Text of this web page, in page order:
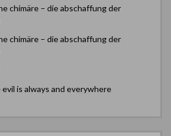
chimäre – die abschaffung der
chimäre – die abschaffung der
is always and everywhere